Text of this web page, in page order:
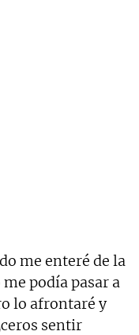
me enteré de la
podía pasar a
lo afrontaré y
sentir